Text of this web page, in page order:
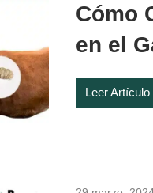
Cómo
en el
Leer Artículo